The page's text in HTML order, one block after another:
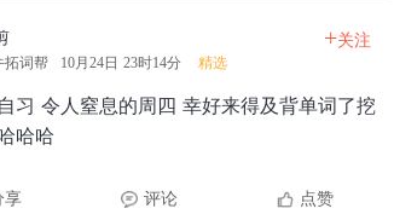
拓词帮 10月24日 23时14分 精选
+关注
习 令人窒息的周四 幸好来得及背单词了挖
哈哈
评论 点赞